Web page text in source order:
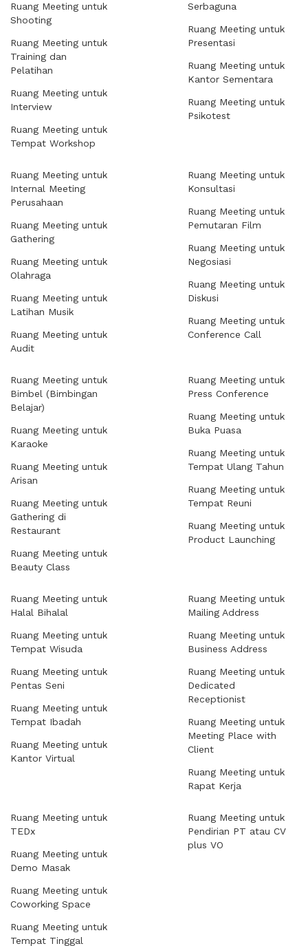
Ruang Meeting untuk
Shooting
Ruang Meeting untuk
Training dan
Pelatihan
Ruang Meeting untuk
Interview
Ruang Meeting untuk
Tempat Workshop
Serbaguna
Ruang Meeting untuk
Presentasi
Ruang Meeting untuk
Kantor Sementara
Ruang Meeting untuk
Psikotest
Ruang Meeting untuk
Internal Meeting
Perusahaan
Ruang Meeting untuk
Gathering
Ruang Meeting untuk
Olahraga
Ruang Meeting untuk
Latihan Musik
Ruang Meeting untuk
Audit
Ruang Meeting untuk
Konsultasi
Ruang Meeting untuk
Pemutaran Film
Ruang Meeting untuk
Negosiasi
Ruang Meeting untuk
Diskusi
Ruang Meeting untuk
Conference Call
Ruang Meeting untuk
Bimbel (Bimbingan
Belajar)
Ruang Meeting untuk
Karaoke
Ruang Meeting untuk
Arisan
Ruang Meeting untuk
Gathering di
Restaurant
Ruang Meeting untuk
Beauty Class
Ruang Meeting untuk
Press Conference
Ruang Meeting untuk
Buka Puasa
Ruang Meeting untuk
Tempat Ulang Tahun
Ruang Meeting untuk
Tempat Reuni
Ruang Meeting untuk
Product Launching
Ruang Meeting untuk
Halal Bihalal
Ruang Meeting untuk
Tempat Wisuda
Ruang Meeting untuk
Pentas Seni
Ruang Meeting untuk
Tempat Ibadah
Ruang Meeting untuk
Kantor Virtual
Ruang Meeting untuk
Mailing Address
Ruang Meeting untuk
Business Address
Ruang Meeting untuk
Dedicated
Receptionist
Ruang Meeting untuk
Meeting Place with
Client
Ruang Meeting untuk
Rapat Kerja
Ruang Meeting untuk
TEDx
Ruang Meeting untuk
Demo Masak
Ruang Meeting untuk
Coworking Space
Ruang Meeting untuk
Tempat Tinggal
Ruang Meeting untuk
Pendirian PT atau CV
plus VO